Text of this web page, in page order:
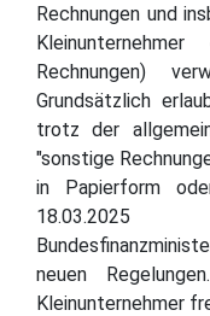
Rechnungen und
Rechnungen)
Grundsätzlich
trotz der
"sonstige
in Papierform
neuen
Kleinunternehmer